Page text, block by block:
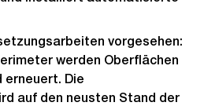
vorgesehen:
werden Oberflächen
Die
auf den neusten Stand der